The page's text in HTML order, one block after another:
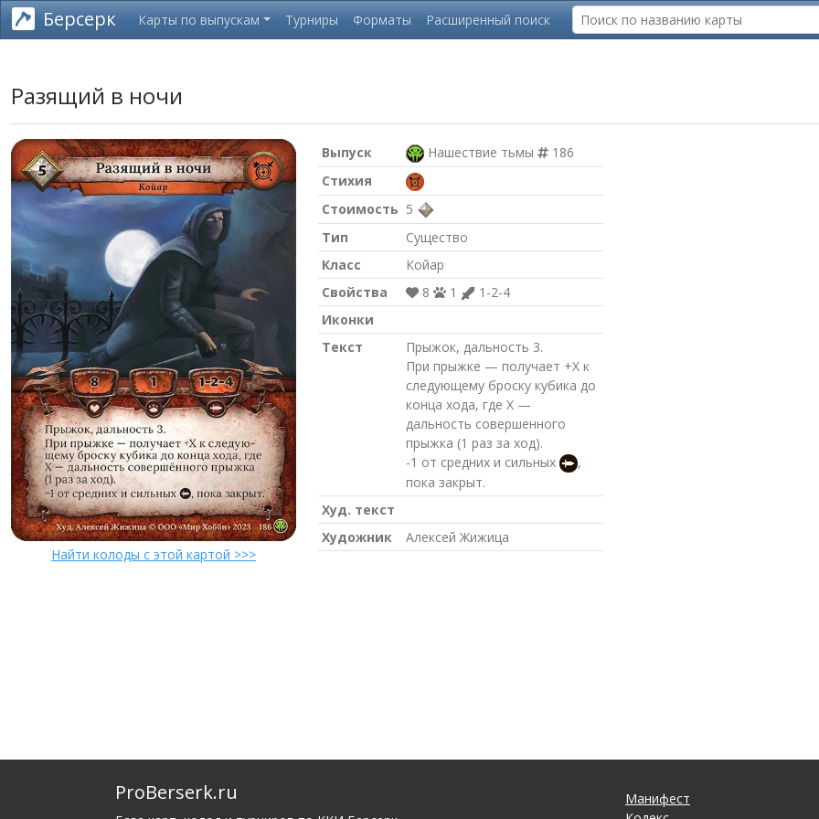
Берсерк Карты по выпускам Турниры Форматы Расширенный поиск
Разящий в ночи
Найти колоды с этой картой >>>
Выпуск Нашествие тьмы
186
Стихия
Стоимость 5
Тип
Существо
Класс
Койар
Свойства
8 1
1-2-4
Иконки
Текст
Прыжок, дальность 3.
При прыжке — получает +X к
следующему броску кубика до
конца хода, где X —
дальность совершенного
прыжка (1 раз за ход).
-1 от средних и сильных
,
пока закрыт.
Худ. текст
Художник
Алексей Жижица
ProBerserk.ru
Манифест